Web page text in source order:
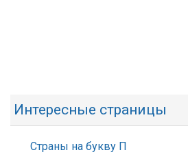
Интересные страницы
Страны на букву П